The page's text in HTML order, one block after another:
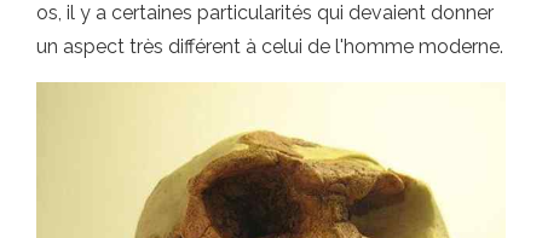
os, il y a certaines particularités qui devaient donner
un aspect très différent à celui de l'homme moderne.